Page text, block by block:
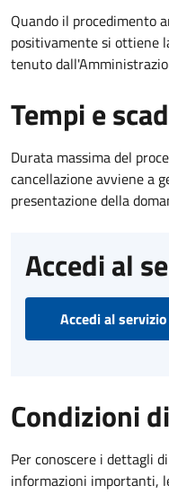
Quando il procedimento
positivamente si ottiene
tenuto
Tempi e
Durata massima del
cancellazione avviene a
presentazione della
Accedi al
Accedi al servizio
Condizioni
Per conoscere i dettagli
informazioni importanti,